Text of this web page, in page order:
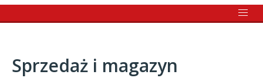
Sprzedaż i magazyn